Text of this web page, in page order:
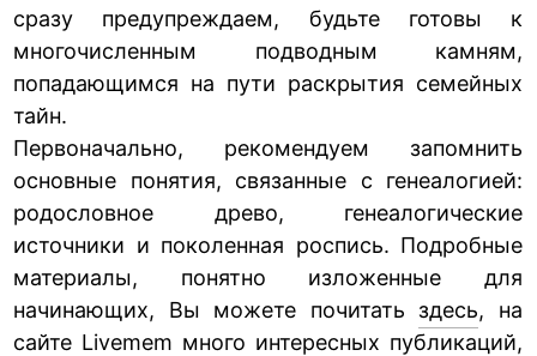
сразу предупреждаем, будьте готовы к
многочисленным подводным камням,
попадающимся на пути раскрытия семейных
тайн.
Первоначально, рекомендуем запомнить
основные понятия, связанные с генеалогией:
родословное древо, генеалогические
источники и поколенная роспись. Подробные
материалы, понятно изложенные для
начинающих, Вы можете почитать здесь, на
сайте Livemem много интересных публикаций,